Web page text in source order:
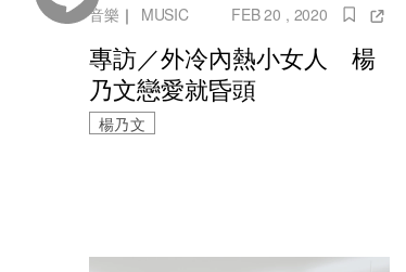
音樂 ｜ MUSIC FEB 20 , 2020
專訪／外冷內熱小女人 楊
乃文戀愛就昏頭
楊乃文